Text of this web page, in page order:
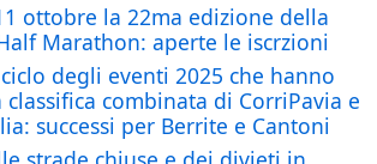
ottobre la 22ma edizione della
Marathon: aperte le iscrzioni
degli eventi 2025 che hanno
combinata di CorriPavia e
successi per Berrite e Cantoni